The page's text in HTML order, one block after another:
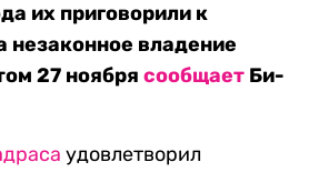
их приговорили к
незаконное владение
27 ноября сообщает Би-
удовлетворил